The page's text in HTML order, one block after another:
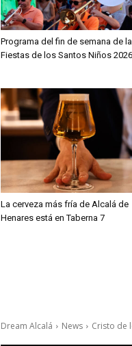
Programa del fin de semana de
Fiestas de los Santos Niños 2026
La cerveza más fría de Alcalá de
Henares está en Taberna 7